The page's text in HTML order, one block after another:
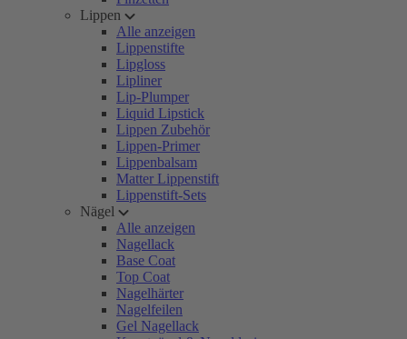
Lippen
Alle anzeigen
Lippenstifte
Lipgloss
Lipliner
Lip-Plumper
Liquid Lipstick
Lippen Zubehör
Lippen-Primer
Lippenbalsam
Matter Lippenstift
Lippenstift-Sets
Nägel
Alle anzeigen
Nagellack
Base Coat
Top Coat
Nagelhärter
Nagelfeilen
Gel Nagellack